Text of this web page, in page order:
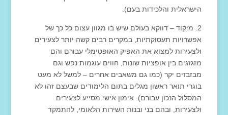
הישראלית והלכידות בעם).
מיקוד – דווקא בעולם שיש בו מגוון עצום כל כך של
אפשרויות תעסוקתיות, במקרים רבים קשה יותר לצעירים
ולצעירות למצוא את האפיק האופטימלי עבורם והם
מזגזגים בין אופציות שונות, חווים עוגמות נפש וגם
מבזבזים יקר (כמו גם משאבים אחרים – למשל לא מעט
בוגרי תואר ראשון מגלים בתום הלימודים שבעצם זהו לא
המסלול הנכון עבורם). אימון אישי מסייע לצעירים
ולצעירות, ובהם בני ובנות השירות הלאומי, להתמקד